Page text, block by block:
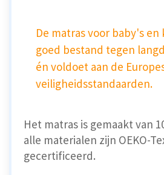
De matras voor baby's
goed bestand tegen
én voldoet aan de
veiligheidsstandaarden.
Het matras is gemaakt van
alle materialen zijn OEKO-
gecertificeerd.